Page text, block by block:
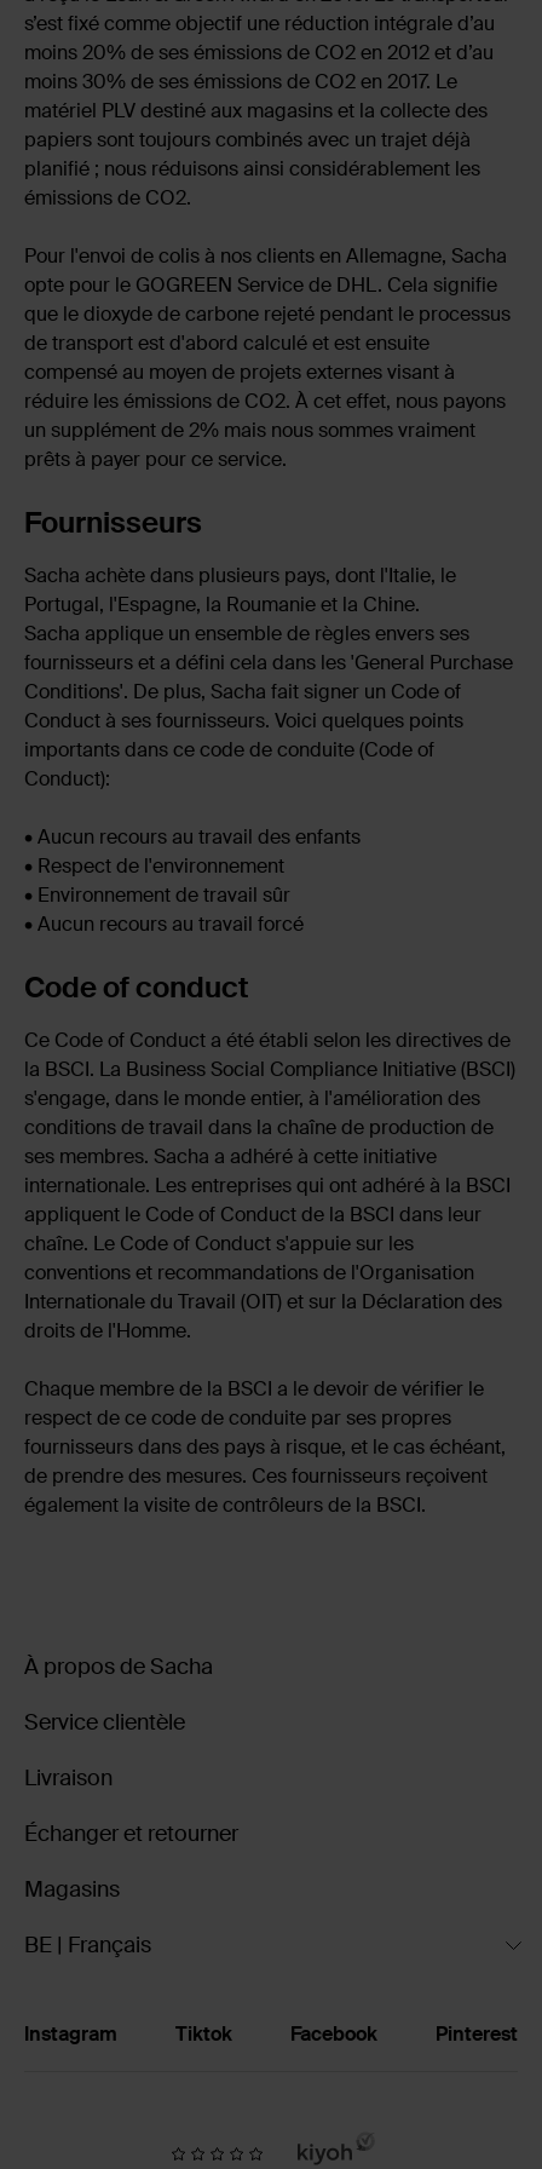
s’est fixé comme objectif une réduction intégrale d’au
moins 20% de ses émissions de CO2 en 2012 et d’au
moins 30% de ses émissions de CO2 en 2017. Le
matériel PLV destiné aux magasins et la collecte des
papiers sont toujours combinés avec un trajet déjà
planifié ; nous réduisons ainsi considérablement les
émissions de CO2.
Pour l'envoi de colis à nos clients en Allemagne, Sacha
opte pour le GOGREEN Service de DHL. Cela signifie
que le dioxyde de carbone rejeté pendant le processus
de transport est d'abord calculé et est ensuite
compensé au moyen de projets externes visant à
réduire les émissions de CO2. À cet effet, nous payons
un supplément de 2% mais nous sommes vraiment
prêts à payer pour ce service.
Fournisseurs
Sacha achète dans plusieurs pays, dont l'Italie, le
Portugal, l'Espagne, la Roumanie et la Chine.
Sacha applique un ensemble de règles envers ses
fournisseurs et a défini cela dans les 'General Purchase
Conditions'. De plus, Sacha fait signer un Code of
Conduct à ses fournisseurs. Voici quelques points
importants dans ce code de conduite (Code of
Conduct):
• Aucun recours au travail des enfants
• Respect de l'environnement
• Environnement de travail sûr
• Aucun recours au travail forcé
Code of conduct
Ce Code of Conduct a été établi selon les directives de
la BSCI. La Business Social Compliance Initiative (BSCI)
s'engage, dans le monde entier, à l'amélioration des
conditions de travail dans la chaîne de production de
ses membres. Sacha a adhéré à cette initiative
internationale. Les entreprises qui ont adhéré à la BSCI
appliquent le Code of Conduct de la BSCI dans leur
chaîne. Le Code of Conduct s'appuie sur les
conventions et recommandations de l'Organisation
Internationale du Travail (OIT) et sur la Déclaration des
droits de l'Homme.
Chaque membre de la BSCI a le devoir de vérifier le
respect de ce code de conduite par ses propres
fournisseurs dans des pays à risque, et le cas échéant,
de prendre des mesures. Ces fournisseurs reçoivent
également la visite de contrôleurs de la BSCI.
À propos de Sacha
Service clientèle
Livraison
Échanger et retourner
Magasins
BE | Français
Instagram Tiktok Facebook Pinterest